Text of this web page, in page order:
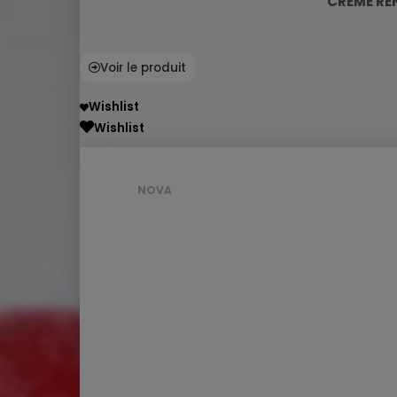
Voir le produit
Wishlist
Wishlist
NOVA